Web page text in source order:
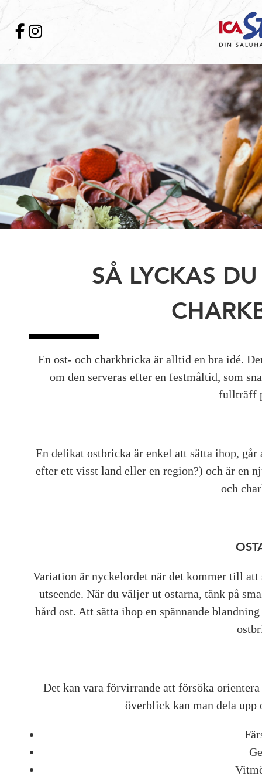
SÅ LYCKAS
En ost- och charkbricka är alltid en bra idé.
om den serveras efter en festmåltid, som
fullträff
En delikat ostbricka är enkel att sätta ihop,
efter ett visst land eller en region?) och är en
och
Variation är nyckelordet när det kommer till
utseende. När du väljer ut ostarna, tänk på
hård ost. Att sätta ihop en spännande
Det kan vara förvirrande att försöka
överblick kan man dela upp